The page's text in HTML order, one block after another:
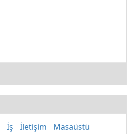
İş İletişim
Masaüstü